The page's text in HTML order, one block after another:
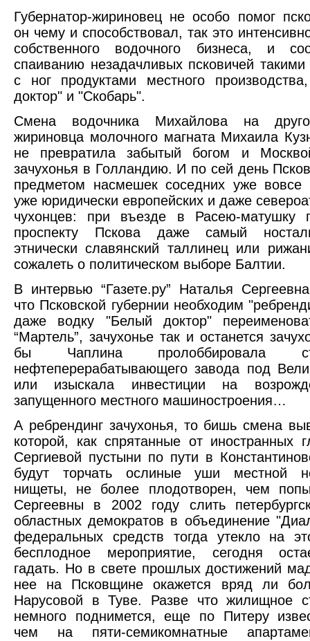
Губернатор-жириновец не особо помог
он чему и способствовал, так это
собственного водочного бизнеса, и
спаиванию незадачливых псковичей
с ног продуктами местного
доктор" и "Скобарь".
Смена водочника Михайлова на
жириновца молочного магната Михаила
не превратила забытый богом и
зачухонья в Голландию. И по сей день
предметом насмешек соседних уже вовсе
уже юридически европейских и даже
чухонцев: при въезде в Расею-матушку
проспекту Пскова даже самый
этнически славянский таллинец или
сожалеть о политическом выборе Балтии.
В интервью “Газете.ру” Наталья
что Псковской губернии необходим
даже водку "Белый доктор"
“Мартель”, зачухонье так и останется
бы Чаплина пролоббировала
нефтеперерабатывающего завода под
или изыскала инвестиции на
запущенного местного машиностроения…
А ребрендинг зачухонья, то бишь смена
которой, как спрятанные от иностранных
Сергиевой пустыни по пути в
будут торчать ослиные уши местной
нищеты, не более плодотворен, чем
Сергеевны в 2002 году слить
областных демократов в объединение
федеральных средств тогда утекло на
бесплодное мероприятие, сегодня
гадать. Но в свете прошлых достижений
нее на Псковщине окажется вряд ли
Нарусовой в Туве. Разве что жилищное
немного поднимется, еще по Питеру
чем на пяти-семикомнатные